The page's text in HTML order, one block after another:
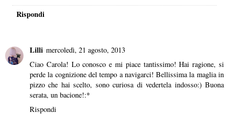
Rispondi
Lilli mercoledì, 21 agosto, 2013
Ciao Carola! Lo conosco e mi piace tantissimo! Hai ragione, si
perde la cognizione del tempo a navigarci! Bellissima la maglia in
pizzo che hai scelto, sono curiosa di vedertela indosso:) Buona
serata, un bacione!:*
Rispondi